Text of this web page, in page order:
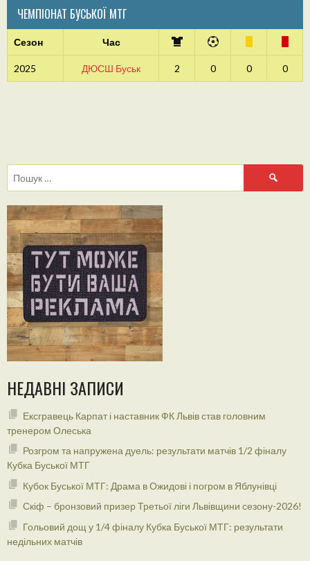
ЧЕМПІОНАТ БУСЬКОЇ МТГ
Сезон Час
2025 ДЮСШ Буськ 2 0 0 0
Пошук:
НЕДАВНІ ЗАПИСИ
Ексгравець Карпат і наставник ФК Львів став головним
тренером Олеська
Розгром та напружена дуель: результати матчів 1/2 фіналу
Кубка Буської МТГ
Кубок Буської МТГ: Драма в Ожидові і погром в Яблунівці
Скіф – бронзовий призер Третьої ліги Львівщини сезону-2026!
Гольовий дощ у 1/4 фіналу Кубка Буської МТГ: результати
недільних матчів